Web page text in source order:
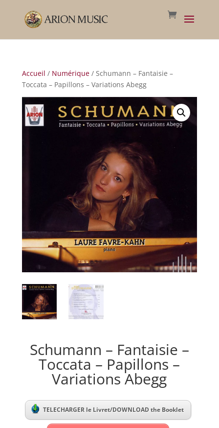
Accueil / Numérique/ Schumann – Fantaisie –
Toccata – Papillons – Variations Abegg
Schumann – Fantaisie –
Toccata – Papillons –
Variations Abegg
TELECHARGER le Livret/DOWNLOAD the Booklet